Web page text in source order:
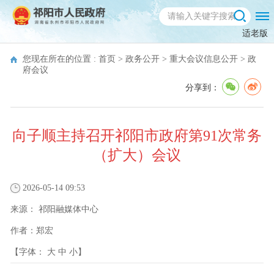
适老版
您现在所在的位置 : 首页 > 政务公开 > 重大会议信息公开 > 政
府会议
分享到：
向子顺主持召开祁阳市政府第91次常务
（扩大）会议
2026-05-14 09:53
来源： 祁阳融媒体中心
作者： 郑宏
【字体： 大 中 小】